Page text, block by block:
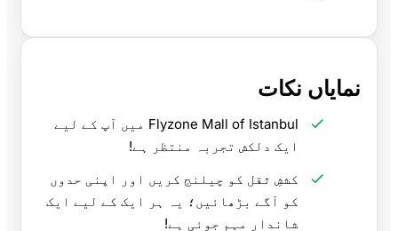
نمایاں نکات
Flyzone Mall of Istanbul میں آپ کے لیے
ایک دلکش تجربہ منتظر ہے!
کششِ ثقل کو چیلنج کریں اور اپنی حدوں
کو آگے بڑھائیں؛ یہ ہر ایک کے لیے ایک
شاندار مہم جوئی ہے!